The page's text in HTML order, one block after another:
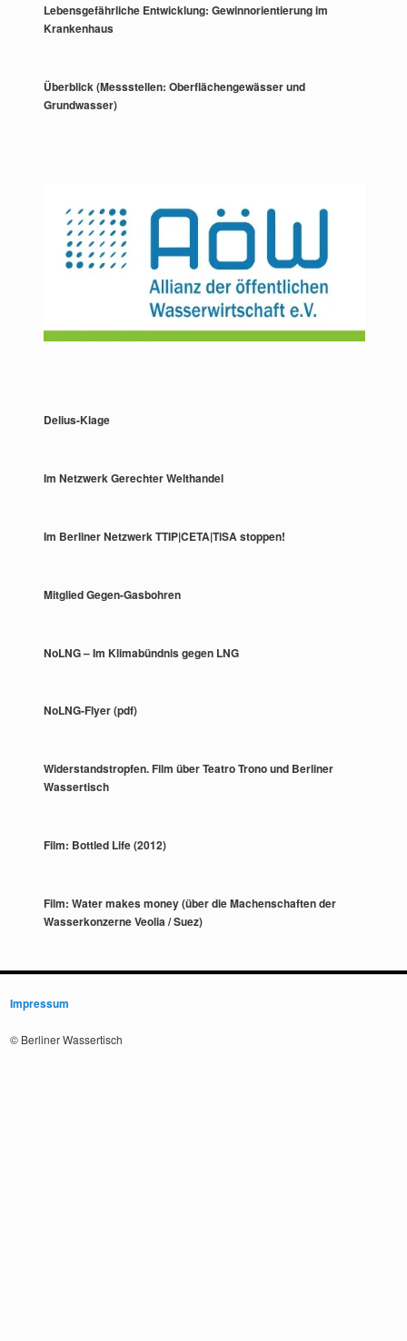
Lebensgefährliche Entwicklung: Gewinnorientierung im
Krankenhaus
Überblick (Messstellen: Oberflächengewässer und
Grundwasser)
Delius-Klage
Im Netzwerk Gerechter Welthandel
Im Berliner Netzwerk TTIP|CETA|TiSA stoppen!
Mitglied Gegen-Gasbohren
NoLNG – Im Klimabündnis gegen LNG
NoLNG-Flyer (pdf)
Widerstandstropfen. Film über Teatro Trono und Berliner
Wassertisch
Film: Bottled Life (2012)
Film: Water makes money (über die Machenschaften der
Wasserkonzerne Veolia / Suez)
Impressum
© Berliner Wassertisch